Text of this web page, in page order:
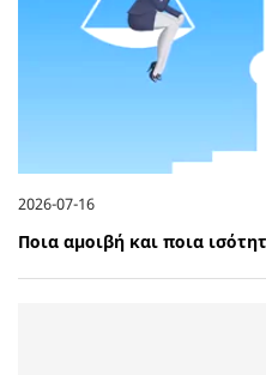
2026-07-16
Ποια αμοιβή και ποια